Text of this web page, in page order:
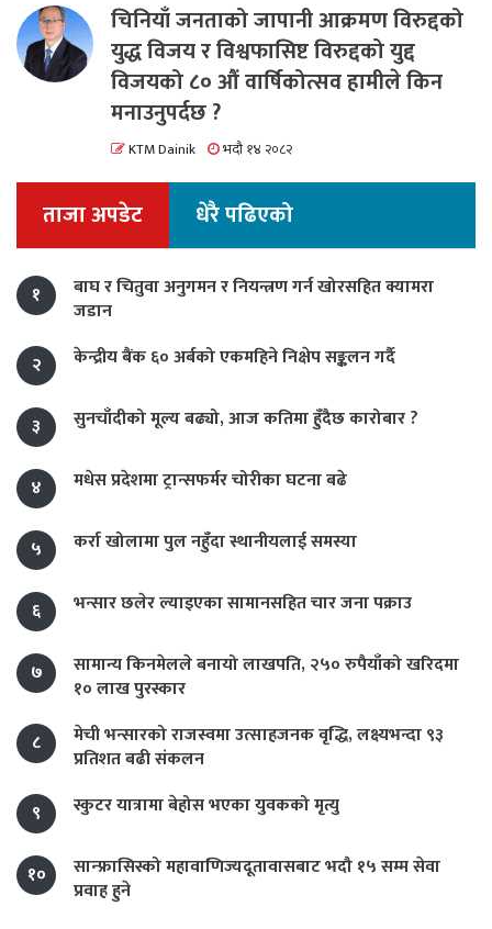
चिनियाँ जनताको जापानी आक्रमण विरुद्दको
युद्ध विजय र विश्वफासिष्ट विरुद्दको युद्द
विजयको ८० औं वार्षिकोत्सव हामीले किन
मनाउनुपर्दछ ?
KTM Dainik भदौ १४ २०८२
ताजा अपडेट धेरै पढिएको
१
बाघ र चितुवा अनुगमन र नियन्त्रण गर्न खोरसहित क्यामरा
जडान
२
केन्द्रीय बैंक ६० अर्बको एकमहिने निक्षेप सङ्कलन गर्दै
३ सुनचाँदीको मूल्य बढ्यो, आज कतिमा हुँदैछ कारोबार ?
४ मधेस प्रदेशमा ट्रान्सफर्मर चोरीका घटना बढे
५ कर्रा खोलामा पुल नहुँदा स्थानीयलाई समस्या
६ भन्सार छलेर ल्याइएका सामानसहित चार जना पक्राउ
७
सामान्य किनमेलले बनायो लाखपति, २५० रुपैयाँको खरिदमा
१० लाख पुरस्कार
८
मेची भन्सारको राजस्वमा उत्साहजनक वृद्धि, लक्ष्यभन्दा ९३
प्रतिशत बढी संकलन
९
स्कुटर यात्रामा बेहोस भएका युवकको मृत्यु
१०
सान्फ्रासिस्को महावाणिज्यदूतावासबाट भदौ १५ सम्म सेवा
प्रवाह हुने